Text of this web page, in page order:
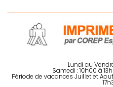
Lundi au
Samedi : 10h00 à
Période de vacances Juillet et